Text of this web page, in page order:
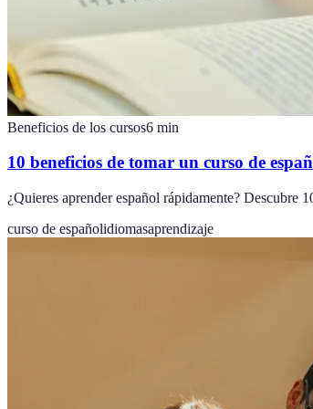
Beneficios de los cursos6 min
10 beneficios de tomar un curso de
¿Quieres aprender español rápidamente? Descubre
curso de españolidiomasaprendizaje